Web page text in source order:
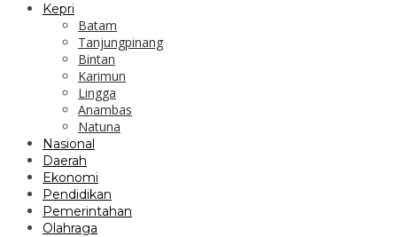
Kepri
Batam
Tanjungpinang
Bintan
Karimun
Lingga
Anambas
Natuna
Nasional
Daerah
Ekonomi
Pendidikan
Pemerintahan
Olahraga